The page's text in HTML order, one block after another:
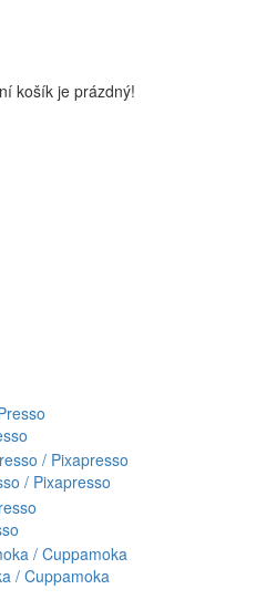
košík je prázdný!
/ Pixapresso
/ Cuppamoka